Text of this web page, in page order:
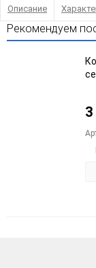
Описание
Рекомендуем
3